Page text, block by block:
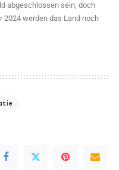
abgeschlossen sein, doch
2024 werden das Land noch